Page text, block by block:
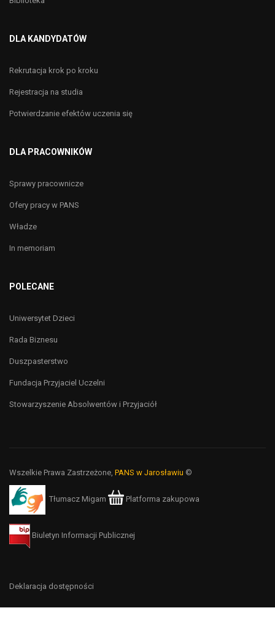
DLA KANDYDATÓW
Rekrutacja krok po kroku
Rejestracja na studia
Potwierdzanie efektów uczenia się
DLA PRACOWNIKÓW
Sprawy pracownicze
Ofery pracy w PANS
Władze
In memoriam
POLECANE
Uniwersytet Dzieci
Rada Biznesu
Duszpasterstwo
Fundacja Przyjaciel Uczelni
Stowarzyszenie Absolwentów i Przyjaciół
Wszelkie Prawa Zastrzeżone, PANS w Jarosławiu ©
Tłumacz Migam Platforma zakupowa
Biuletyn Informacji Publicznej
Deklaracja dostępności